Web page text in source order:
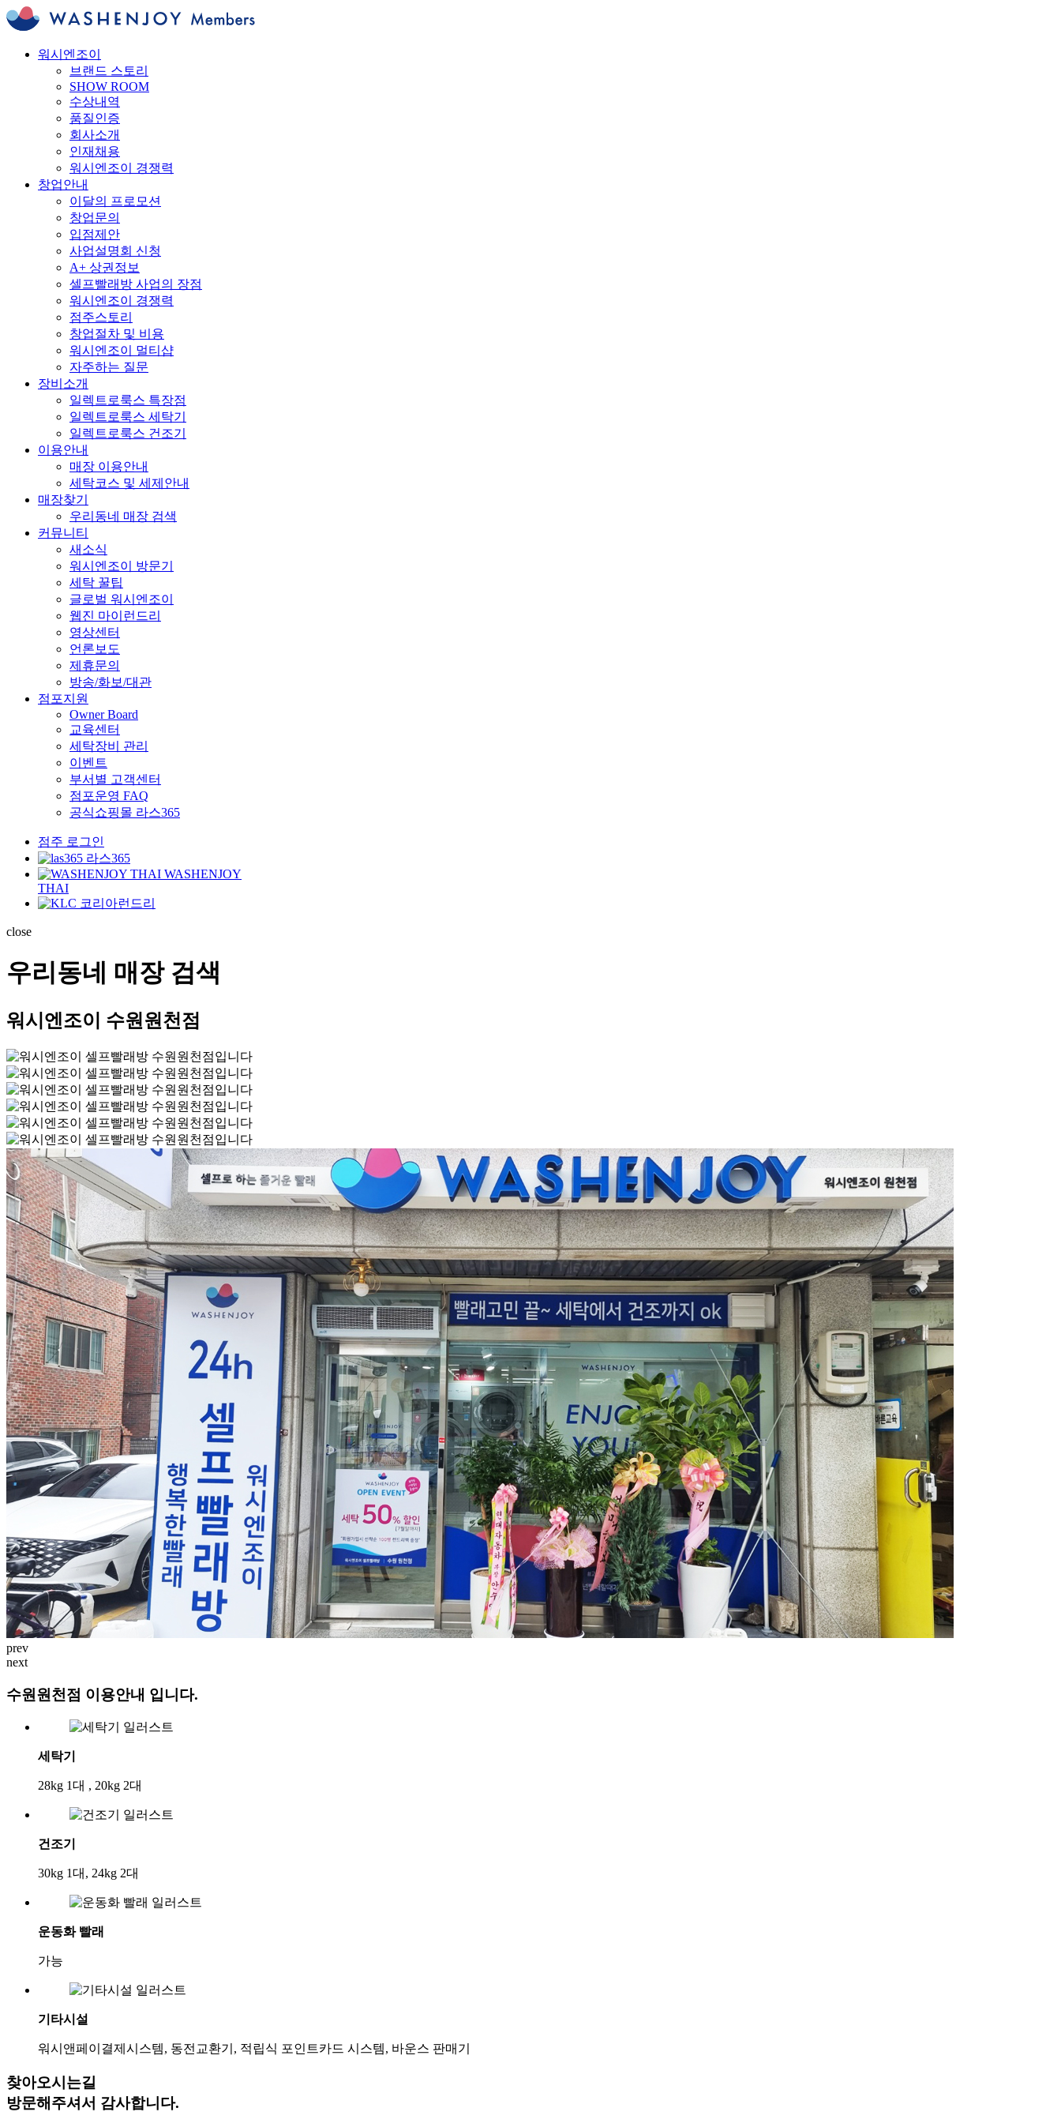
워시엔조이
브랜드 스토리
SHOW ROOM
수상내역
품질인증
회사소개
인재채용
워시엔조이 경쟁력
창업안내
이달의 프로모션
창업문의
입점제안
사업설명회 신청
A+ 상권정보
셀프빨래방 사업의 장점
워시엔조이 경쟁력
점주스토리
창업절차 및 비용
워시엔조이 멀티샵
자주하는 질문
장비소개
일렉트로룩스 특장점
일렉트로룩스 세탁기
일렉트로룩스 건조기
이용안내
매장 이용안내
세탁코스 및 세제안내
매장찾기
우리동네 매장 검색
커뮤니티
새소식
워시엔조이 방문기
세탁 꿀팁
글로벌 워시엔조이
웹진 마이런드리
영상센터
언론보도
제휴문의
방송/화보/대관
점포지원
Owner Board
교육센터
세탁장비 관리
이벤트
부서별 고객센터
점포운영 FAQ
공식쇼핑몰 라스365
점주 로그인
라스365
WASHENJOY
THAI
코리아런드리
close
우리동네 매장 검색
워시엔조이 수원원천점
prev
next
수원원천점 이용안내 입니다.
세탁기
28kg 1대 , 20kg 2대
건조기
30kg 1대, 24kg 2대
운동화 빨래
가능
기타시설
워시앤페이결제시스템, 동전교환기, 적립식 포인트카드 시스템, 바운스 판매기
찾아오시는길
방문해주셔서 감사합니다.